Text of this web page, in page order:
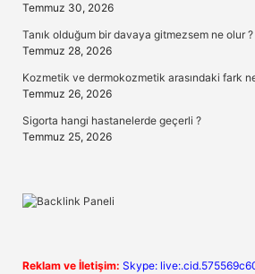
Temmuz 30, 2026
Tanık olduğum bir davaya gitmezsem ne olur ?
Temmuz 28, 2026
Kozmetik ve dermokozmetik arasındaki fark
Temmuz 26, 2026
Sigorta hangi hastanelerde geçerli ?
Temmuz 25, 2026
Reklam ve İletişim: Skype: